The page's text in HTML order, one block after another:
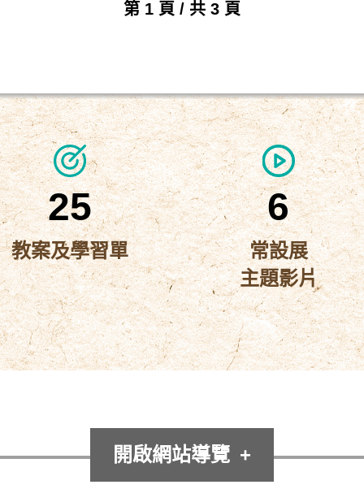
第 1 頁 / 共 3 頁
25
教案及學習單
6
常設展
主題影片
開啟網站導覽